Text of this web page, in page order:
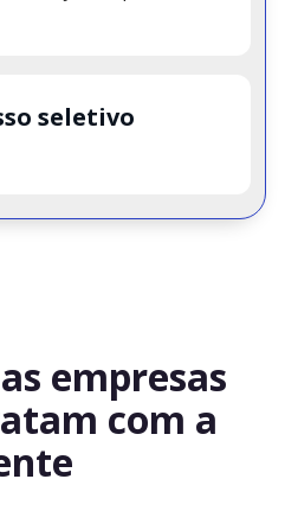
seletivo
empresas
com a